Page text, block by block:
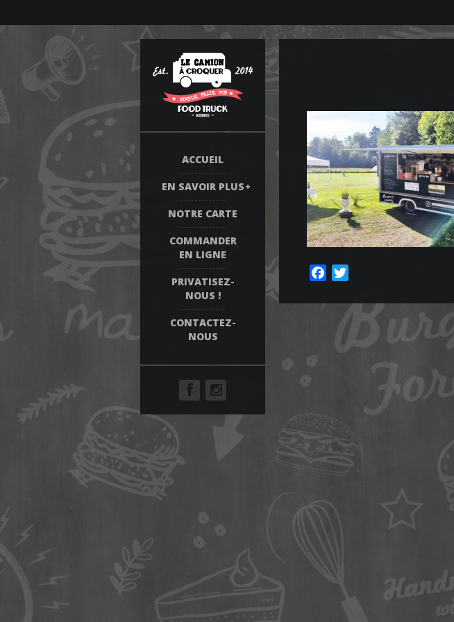
ACCUEIL
EN SAVOIR PLUS
NOTRE CARTE
COMMANDER
EN LIGNE
PRIVATISEZ-
NOUS !
CONTACTEZ-
NOUS
Facebook